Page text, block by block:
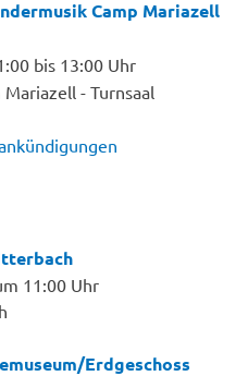
Camp Mariazell
bis 13:00 Uhr
- Turnsaal
11:00 Uhr
Erdgeschoss